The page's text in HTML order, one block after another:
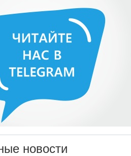
новости